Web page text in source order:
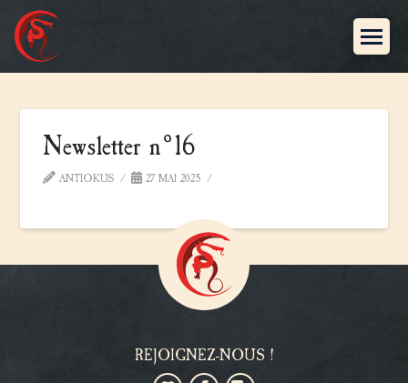
Newsletter n°16
ANTIOKUS 27 MAI 2025
REJOIGNEZ-NOUS !